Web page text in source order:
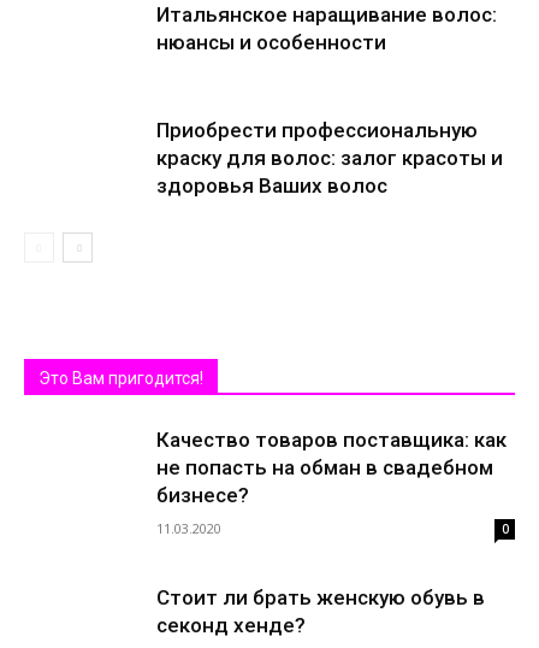
Итальянское наращивание волос:
нюансы и особенности
Приобрести профессиональную
краску для волос: залог красоты и
здоровья Ваших волос
Это Вам пригодится!
Качество товаров поставщика: как
не попасть на обман в свадебном
бизнесе?
11.03.2020 0
Стоит ли брать женскую обувь в
секонд хенде?